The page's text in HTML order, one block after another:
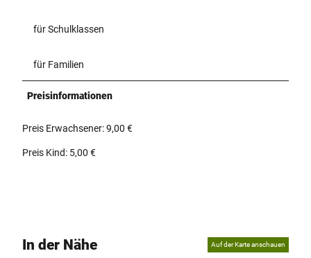
für Schulklassen
für Familien
Preisinformationen
Preis Erwachsener: 9,00 €
Preis Kind: 5,00 €
In der Nähe Auf der Karte anschauen